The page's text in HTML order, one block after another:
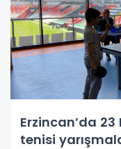
Erzincan’da
tenisi